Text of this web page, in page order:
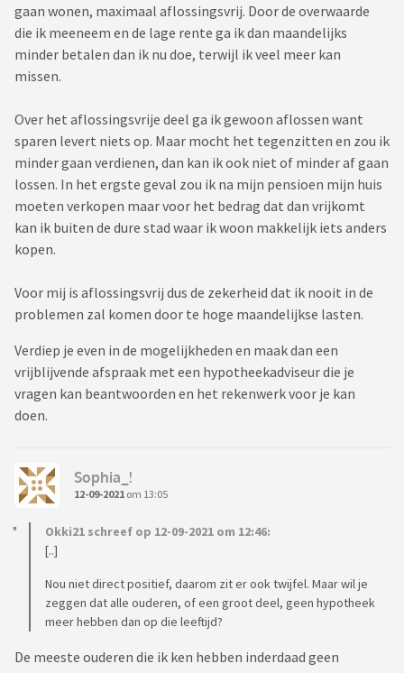
gaan wonen, maximaal aflossingsvrij. Door de overwaarde
die ik meeneem en de lage rente ga ik dan maandelijks
minder betalen dan ik nu doe, terwijl ik veel meer kan
missen.
Over het aflossingsvrije deel ga ik gewoon aflossen want
sparen levert niets op. Maar mocht het tegenzitten en zou ik
minder gaan verdienen, dan kan ik ook niet of minder af gaan
lossen. In het ergste geval zou ik na mijn pensioen mijn huis
moeten verkopen maar voor het bedrag dat dan vrijkomt
kan ik buiten de dure stad waar ik woon makkelijk iets anders
kopen.
Voor mij is aflossingsvrij dus de zekerheid dat ik nooit in de
problemen zal komen door te hoge maandelijkse lasten.
Verdiep je even in de mogelijkheden en maak dan een
vrijblijvende afspraak met een hypotheekadviseur die je
vragen kan beantwoorden en het rekenwerk voor je kan
doen.
Sophia_!
12-09-2021 om 13:05
Okki21 schreef op 12-09-2021 om 12:46:
[..]
Nou niet direct positief, daarom zit er ook twijfel. Maar wil je
zeggen dat alle ouderen, of een groot deel, geen hypotheek
meer hebben dan op die leeftijd?
De meeste ouderen die ik ken hebben inderdaad geen